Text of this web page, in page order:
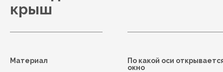
крыш
Материал
По какой оси
окно